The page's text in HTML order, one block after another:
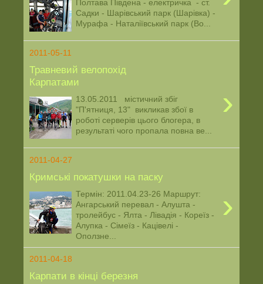
Полтава Південа - електричка - ст.
Садки - Шарівський парк (Шарівка) -
Мурафа - Наталіївський парк (Во...
2011-05-11
Травневий велопохід
Карпатами
›
13.05.2011 містичний збіг
"П'ятниця, 13" викликав збої в
роботі серверів цього блогера, в
результаті чого пропала повна ве...
2011-04-27
Кримські покатушки на паску
›
Термін: 2011.04.23-26 Маршрут:
Ангарський перевал - Алушта -
тролейбус - Ялта - Лівадія - Кореїз -
Алупка - Сімеїз - Кацівелі -
Оползне...
2011-04-18
Карпати в кінці березня